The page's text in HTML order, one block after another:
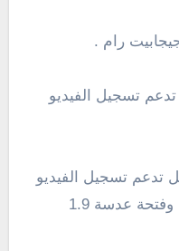
5 ميجابكسل تدعم تسجيل الفيديو
13 ميجابكسل تدعم تسجيل الفيديو
فتحة عدسة 1.9